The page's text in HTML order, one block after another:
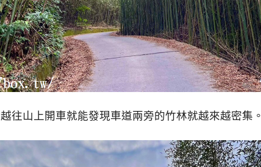
越往山上開車就能發現車道兩旁的竹林就越來越密集。